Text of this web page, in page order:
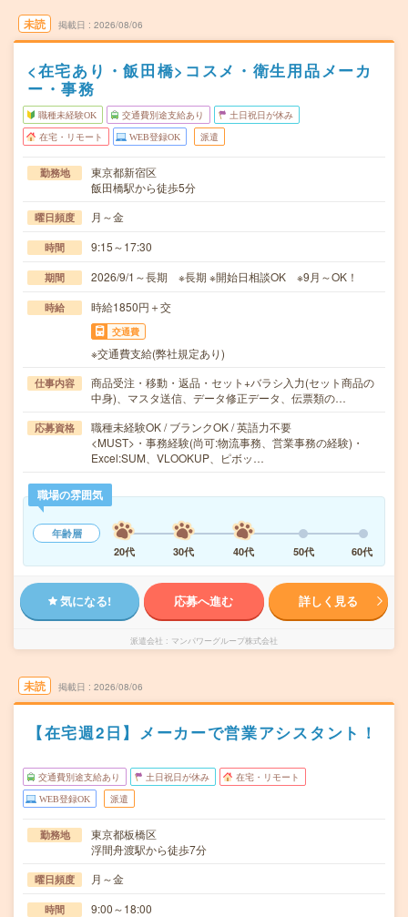
未読 掲載日 2026/08/06
<在宅あり・飯田橋>コスメ・衛生用品メーカ
ー・事務
職種未経験OK 交通費別途支給あり 土日祝日が休み
在宅・リモート WEB登録OK 派遣
勤務地
東京都新宿区
飯田橋駅から徒歩5分
曜日頻度 月～金
時間 9:15～17:30
期間 2026/9/1～長期 ※長期 ※開始日相談OK ※9月～OK！
時給 時給1850円＋交
交通費
※交通費支給(弊社規定あり)
仕事内容
商品受注・移動・返品・セット+バラシ入力(セット商品の
中身)、マスタ送信、データ修正データ、伝票類の…
応募資格
職種未経験OK / ブランクOK / 英語力不要
<MUST>・事務経験(尚可:物流事務、営業事務の経験)・
Excel:SUM、VLOOKUP、ピボッ…
職場の雰囲気
年齢層
20代
30代 40代 50代 60代
気になる! 応募へ進む 詳しく見る
派遣会社 マンパワーグループ株式会社
未読 掲載日 2026/08/06
【在宅週2日】メーカーで営業アシスタント！
交通費別途支給あり 土日祝日が休み 在宅・リモート
WEB登録OK 派遣
勤務地
東京都板橋区
浮間舟渡駅から徒歩7分
曜日頻度 月～金
時間 9:00～18:00